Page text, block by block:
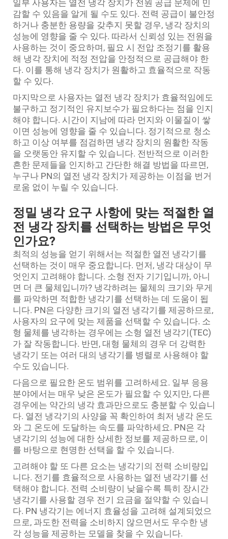
일부 사용자는 열전 냉각 장치가 전원 공급 문제에 민
감할 수 있음을 알게 될 수도 있다. 전력 공급이 불안정
하거나 충분한 용량을 갖추지 못할 경우, 냉각 장치의
성능에 영향을 줄 수 있다. 따라서 신뢰성 있는 전원을
사용하는 것이 중요하며, 필요 시 전압 조정기를 활용
해 냉각 장치에 적정 전압을 안정적으로 공급해야 한
다. 이를 통해 냉각 장치가 원활하고 효율적으로 작동
할 수 있다.
마지막으로 사용자는 열전 냉각 장치가 효율적임에도
불구하고 정기적인 유지보수가 필요하다는 점을 인지
해야 합니다. 시간이 지남에 따라 먼지와 이물질이 쌓
이면 성능에 영향을 줄 수 있습니다. 정기적으로 청소
하고 이상 여부를 점검하면 냉각 장치의 원활한 작동
을 오랫동안 유지할 수 있습니다. 전반적으로 이러한
흔한 문제들을 인지하고 간단한 해결 방법을 따르면,
누구나 PN의 열전 냉각 장치가 제공하는 이점을 번거
로움 없이 누릴 수 있습니다.
정밀 냉각 요구 사항에 맞는 적절한 열
전 냉각 장치를 선택하는 방법은 무엇
인가요?
최적의 성능을 얻기 위해서는 적절한 열전 냉각기를
선택하는 것이 매우 중요합니다. 먼저, 냉각 대상이 무
엇인지 고려해야 합니다. 소형 전자 기기입니까, 아니
면 더 큰 물체입니까? 냉각하려는 물체의 크기와 무게
를 파악하면 적합한 냉각기를 선택하는 데 도움이 됩
니다. PN은 다양한 크기의 열전 냉각기를 제공하므로,
사용자의 요구에 맞는 제품을 선택할 수 있습니다. 소
형 물체를 냉각하는 경우에는 소형 열전 냉각기(TEC)
가 잘 작동합니다. 반면, 대형 물체의 경우 더 강력한
냉각기 또는 여러 대의 냉각기를 병렬로 사용해야 할
수도 있습니다.
다음으로 필요한 온도 범위를 고려하세요. 일부 응용
분야에서는 매우 낮은 온도가 필요할 수 있지만, 다른
경우에는 약간의 냉각 효과만으로도 충분할 수 있습니
다. 열전 냉각기의 사양을 꼭 확인하여 최저 냉각 온도
와 그 온도에 도달하는 속도를 파악하세요. PN은 각
냉각기의 성능에 대한 상세한 정보를 제공하므로, 이
를 바탕으로 현명한 선택을 할 수 있습니다.
고려해야 할 또 다른 요소는 냉각기의 전력 소비량입
니다. 전기를 효율적으로 사용하는 열전 냉각기를 선
택해야 합니다. 전력 소비량이 낮을수록 특히 장시간
냉각기를 사용할 경우 전기 요금을 절약할 수 있습니
다. PN 냉각기는 에너지 효율성을 고려해 설계되었으
므로, 과도한 전력을 소비하지 않으면서도 우수한 냉
각 성능을 제공하는 모델을 찾을 수 있습니다.